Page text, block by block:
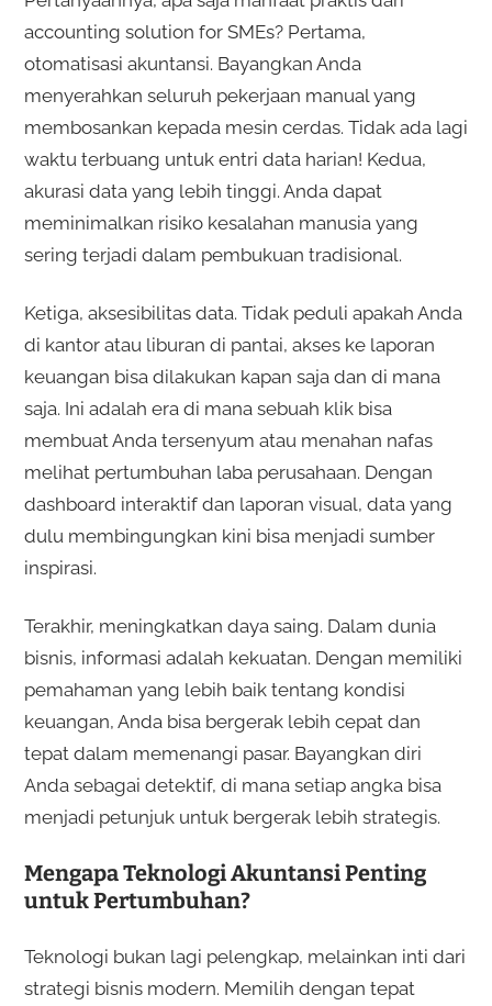
accounting solution for SMEs? Pertama,
otomatisasi akuntansi. Bayangkan Anda
menyerahkan seluruh pekerjaan manual yang
membosankan kepada mesin cerdas. Tidak ada lagi
waktu terbuang untuk entri data harian! Kedua,
akurasi data yang lebih tinggi. Anda dapat
meminimalkan risiko kesalahan manusia yang
sering terjadi dalam pembukuan tradisional.
Ketiga, aksesibilitas data. Tidak peduli apakah Anda
di kantor atau liburan di pantai, akses ke laporan
keuangan bisa dilakukan kapan saja dan di mana
saja. Ini adalah era di mana sebuah klik bisa
membuat Anda tersenyum atau menahan nafas
melihat pertumbuhan laba perusahaan. Dengan
dashboard interaktif dan laporan visual, data yang
dulu membingungkan kini bisa menjadi sumber
inspirasi.
Terakhir, meningkatkan daya saing. Dalam dunia
bisnis, informasi adalah kekuatan. Dengan memiliki
pemahaman yang lebih baik tentang kondisi
keuangan, Anda bisa bergerak lebih cepat dan
tepat dalam memenangi pasar. Bayangkan diri
Anda sebagai detektif, di mana setiap angka bisa
menjadi petunjuk untuk bergerak lebih strategis.
Mengapa Teknologi Akuntansi Penting
untuk Pertumbuhan?
Teknologi bukan lagi pelengkap, melainkan inti dari
strategi bisnis modern. Memilih dengan tepat